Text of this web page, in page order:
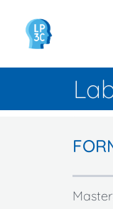
contenu
Menu